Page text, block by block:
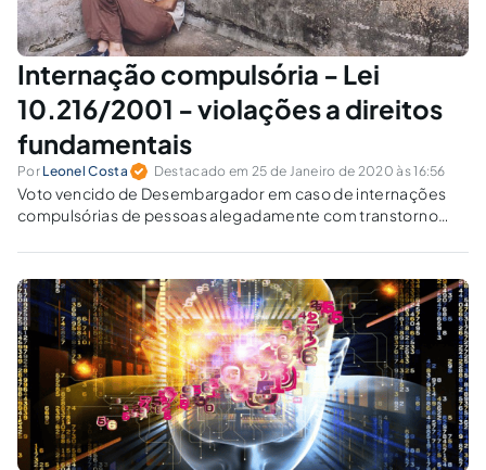
Internação compulsória - Lei
10.216/2001 - violações a direitos
fundamentais
Por Leonel Costa Destacado em 25 de Janeiro de 2020 às 16:56
Voto vencido de Desembargador em caso de internações
compulsórias de pessoas alegadamente com transtorno
defesa e da necessidade de laudo médico. Choque com o
objetivo da Lei 10.216/2001.